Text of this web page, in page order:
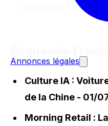
Annonces légales
mercredi 1 juillet
Culture IA :
de la Chine - 01/
Morning Retail :